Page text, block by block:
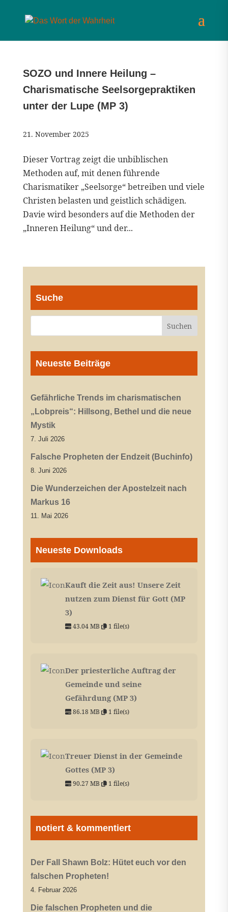
SOZO und Innere Heilung –
Charismatische Seelsorgepraktiken
unter der Lupe (MP 3)
21. November 2025
Dieser Vortrag zeigt die unbiblischen
Methoden auf, mit denen führende
Charismatiker „Seelsorge“ betreiben und viele
Christen belasten und geistlich schädigen.
Davie wird besonders auf die Methoden der
„Inneren Heilung“ und der...
Suche
Neueste Beiträge
Gefährliche Trends im charismatischen
„Lobpreis“: Hillsong, Bethel und die neue
Mystik
7. Juli 2026
Falsche Propheten der Endzeit (Buchinfo)
8. Juni 2026
Die Wunderzeichen der Apostelzeit nach
Markus 16
11. Mai 2026
Neueste Downloads
Kauft die Zeit aus! Unsere Zeit
nutzen zum Dienst für Gott (MP
3)
43.04 MB 1 file(s)
Der priesterliche Auftrag der
Gemeinde und seine
Gefährdung (MP 3)
86.18 MB 1 file(s)
Treuer Dienst in der Gemeinde
Gottes (MP 3)
90.27 MB 1 file(s)
notiert & kommentiert
Der Fall Shawn Bolz: Hütet euch vor den
falschen Propheten!
4. Februar 2026
Die falschen Propheten und die